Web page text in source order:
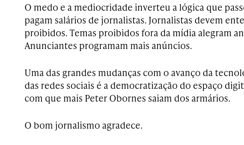
O medo e a mediocridade inverteu a lógica que
pagam salários de jornalistas. Jornalistas devem
proibidos. Temas proibidos fora da mídia alegram
Anunciantes programam mais anúncios.
Uma das grandes mudanças com o avanço da
das redes sociais é a democratização do espaço
com que mais Peter Obornes saiam dos armários.
O bom jornalismo agradece.